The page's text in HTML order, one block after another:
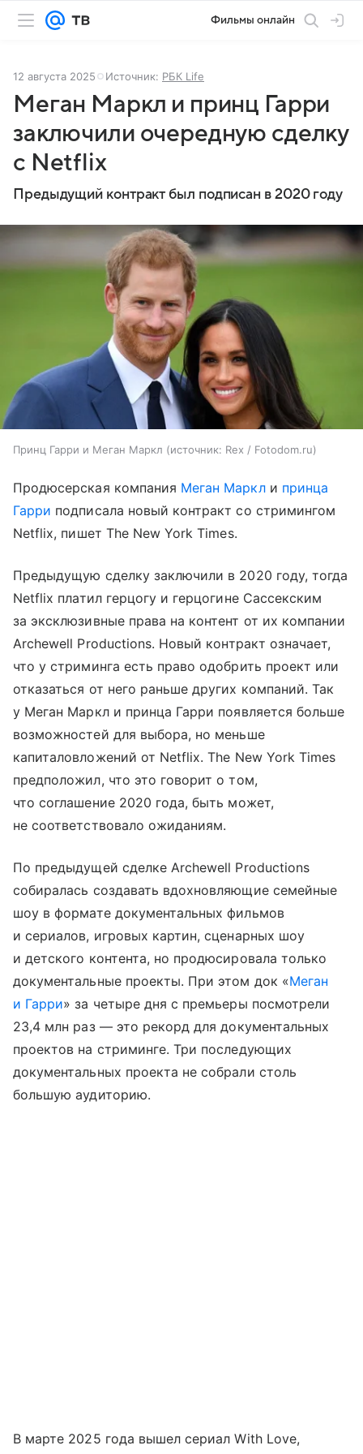
Фильмы онлайн
12 августа 2025 Источник: РБК Life
Меган Маркл и принц Гарри
заключили очередную сделку
с Netflix
Предыдущий контракт был подписан в 2020 году
Принц Гарри и Меган Маркл источник: Rex / Fotodom.ru
Продюсерская компания Меган Маркли принца
Гарри подписала новый контракт со стримингом
Netflix, пишет The New York Times.
Предыдущую сделку заключили в 2020 году, тогда
Netflix платил герцогу и герцогине Сассекским
за эксклюзивные права на контент от их компании
Archewell Productions. Новый контракт означает,
что у стриминга есть право одобрить проект или
отказаться от него раньше других компаний. Так
у Меган Маркл и принца Гарри появляется больше
возможностей для выбора, но меньше
капиталовложений от Netflix. The New York Times
предположил, что это говорит о том,
что соглашение 2020 года, быть может,
не соответствовало ожиданиям.
По предыдущей сделке Archewell Productions
собиралась создавать вдохновляющие семейные
шоу в формате документальных фильмов
и сериалов, игровых картин, сценарных шоу
и детского контента, но продюсировала только
документальные проекты. При этом док «Меган
и Гарри» за четыре дня с премьеры посмотрели
23,4 млн раз — это рекорд для документальных
проектов на стриминге. Три последующих
документальных проекта не собрали столь
большую аудиторию.
В марте 2025 года вышел сериал With Love,